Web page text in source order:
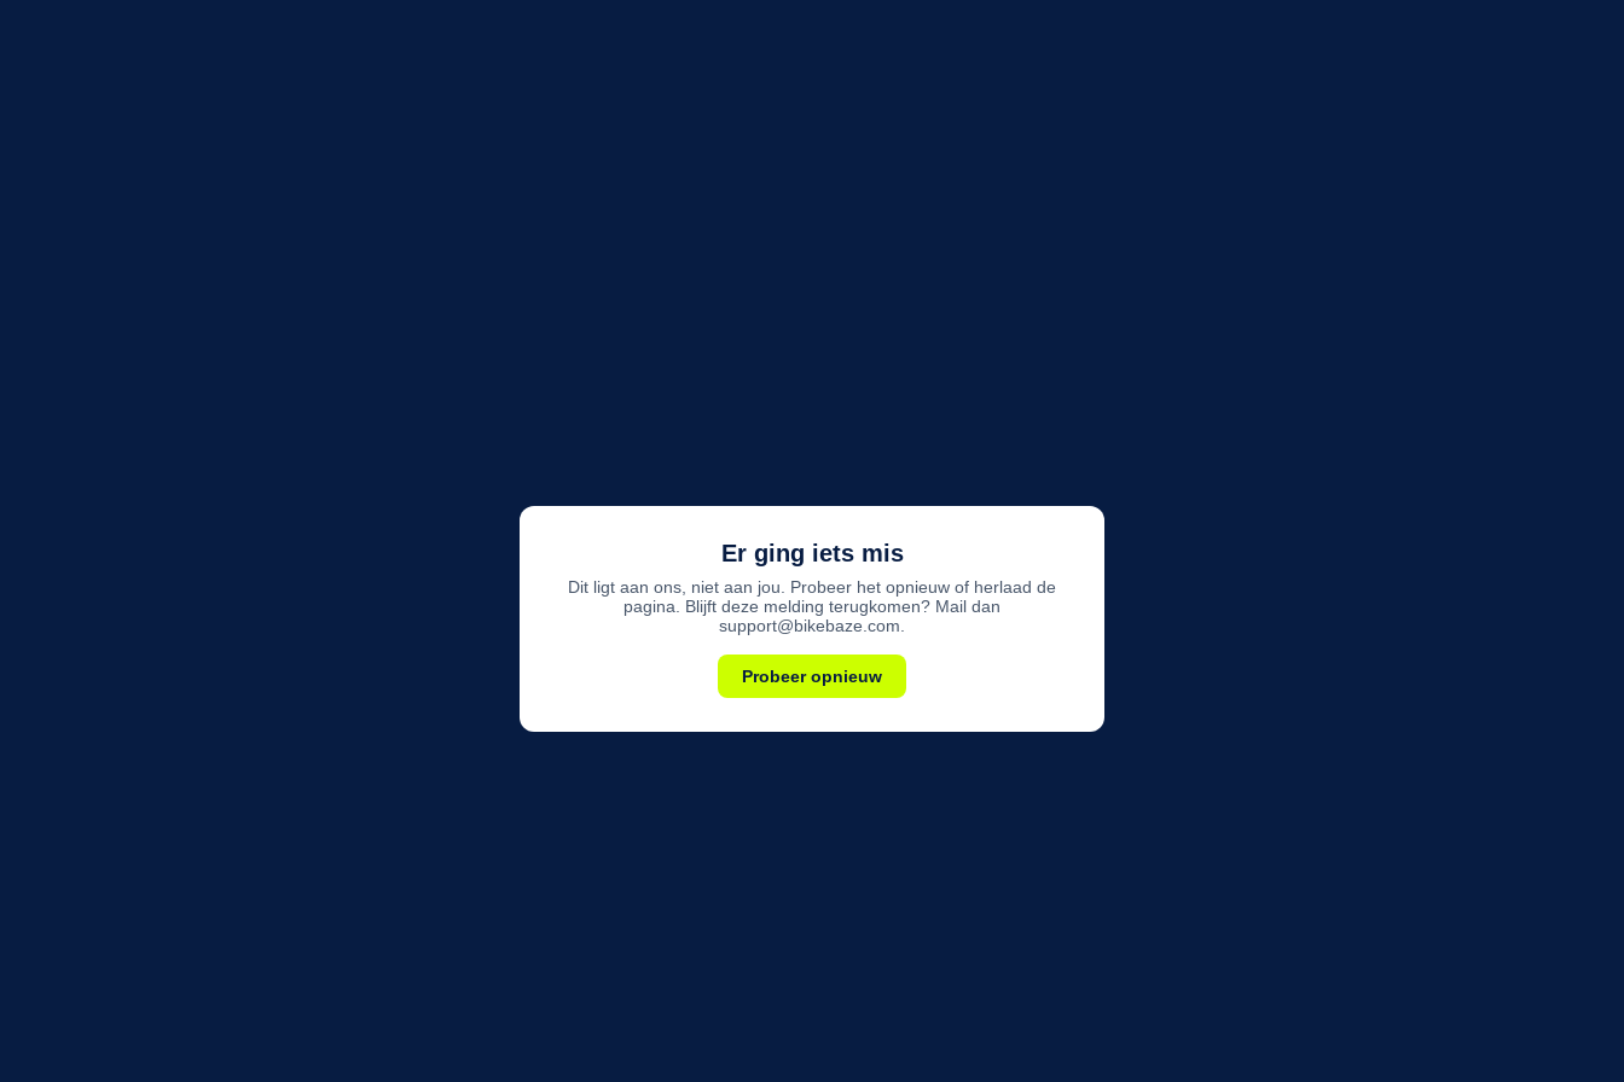
Er ging iets mis
Dit ligt aan ons, niet aan jou. Probeer het opnieuw of herlaad de
pagina. Blijft deze melding terugkomen? Mail dan
support@bikebaze.com.
Probeer opnieuw